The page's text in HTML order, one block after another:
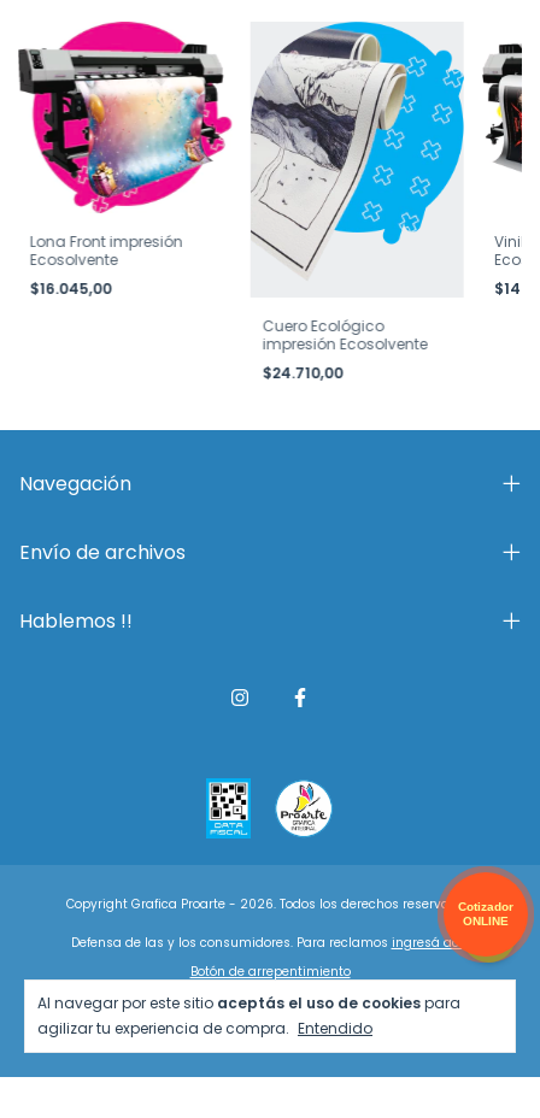
Al navegar por este sitio aceptás el uso de cookiespara
agilizar tu experiencia de compra. Entendido
Lona Front impresión
Ecosolvente
$16.045,00
Cuero Ecológico
impresión Ecosolvente
$24.710,00
Vinilo
Navegación
Envío de archivos
Hablemos !!
Cotizador
ONLINE
Copyright Grafica Proarte - 2026. Todos los derechos reservados.
Defensa de las y los consumidores. Para reclamos ingresá acá.
Botón de arrepentimiento